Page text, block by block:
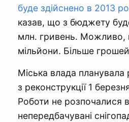
буде здійснено в 2013
казав, що з бюджету
млн. гривень. Можливо,
мільйони. Більше
Міська влада планувала
з реконструкції 1
Роботи не розпочалися
непередбачувані